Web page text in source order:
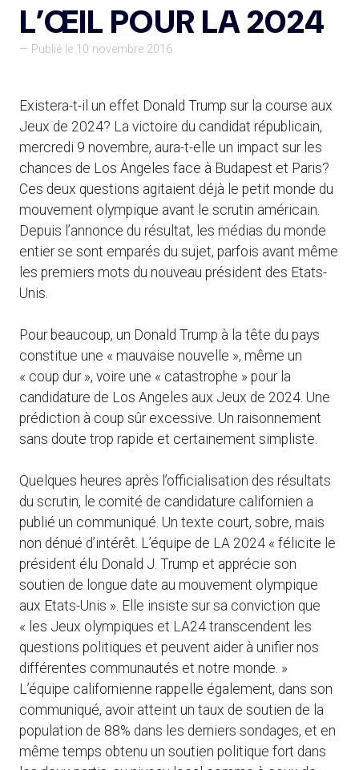
L’ŒIL POUR LA 2024
— Publié le 10 novembre 2016
Existera-t-il un effet Donald Trump sur la course aux
Jeux de 2024? La victoire du candidat républicain,
mercredi 9 novembre, aura-t-elle un impact sur les
chances de Los Angeles face à Budapest et Paris?
Ces deux questions agitaient déjà le petit monde du
mouvement olympique avant le scrutin américain.
Depuis l’annonce du résultat, les médias du monde
entier se sont emparés du sujet, parfois avant même
les premiers mots du nouveau président des Etats-
Unis.
Pour beaucoup, un Donald Trump à la tête du pays
constitue une « mauvaise nouvelle », même un
« coup dur », voire une « catastrophe » pour la
candidature de Los Angeles aux Jeux de 2024. Une
prédiction à coup sûr excessive. Un raisonnement
sans doute trop rapide et certainement simpliste.
Quelques heures après l’officialisation des résultats
du scrutin, le comité de candidature californien a
publié un communiqué. Un texte court, sobre, mais
non dénué d’intérêt. L’équipe de LA 2024 « félicite le
président élu Donald J. Trump et apprécie son
soutien de longue date au mouvement olympique
aux Etats-Unis ». Elle insiste sur sa conviction que
« les Jeux olympiques et LA24 transcendent les
questions politiques et peuvent aider à unifier nos
différentes communautés et notre monde. »
L’équipe californienne rappelle également, dans son
communiqué, avoir atteint un taux de soutien de la
population de 88% dans les derniers sondages, et en
même temps obtenu un soutien politique fort dans